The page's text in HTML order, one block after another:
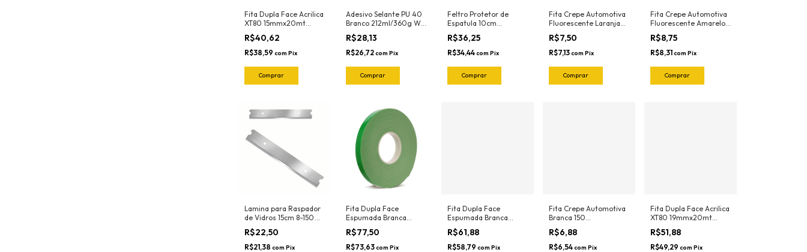
Fita Dupla Face Acrilica
XT80 15mmx20mt
Adere
R$40,62
R$38,59 com Pix
Adesivo Selante PU 40
Branco 212ml/360g W-
Max Wurth
R$28,13
R$26,72com Pix
Feltro Protetor de
Espatula 10cm
Profissional Green
(5und) 1020.G Joker
R$36,25
R$34,44com Pix
Fita Crepe Automotiva
Fluorescente Laranja
139 18mmX30mt Nastro
R$7,50
R$7,13com Pix
Fita Crepe Automotiva
Fluorescente Amarelo
136 18mmX30mt Nastro
R$8,75
R$8,31com Pix
Lamina para Raspador
de Vidros 15cm 8-150
(C/ 10 und) Exfak (Para
o Raspador 15-054
Exfak)
R$22,50
R$21,38 com Pix
Fita Dupla Face
Espumada Branca
XB110 19mmx20mt
Adere
R$77,50
R$73,63com Pix
Fita Dupla Face
Espumada Branca
XB110 12mmx20mt
Adere
R$61,88
R$58,79 com Pix
Fita Crepe Automotiva
Branca 150
18mmX40mt Nastro
R$6,88
R$6,54com Pix
Fita Dupla Face Acrilica
XT80 19mmx20mt
Adere
R$51,88
R$49,29 com Pix